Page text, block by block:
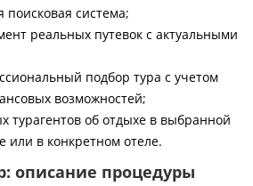
поисковая система;
реальных путевок с актуальными
подбор тура с учетом
возможностей;
турагентов об отдыхе в выбранной
или в конкретном отеле.
описание процедуры